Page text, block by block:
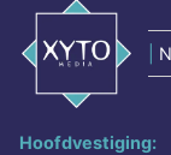
Hoofdvestiging: